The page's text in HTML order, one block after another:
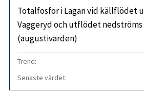
Totalfosfor i Lagan vid källflödet
Vaggeryd och utflödet nedströms
(augustivärden)
Trend:
Senaste värdet: